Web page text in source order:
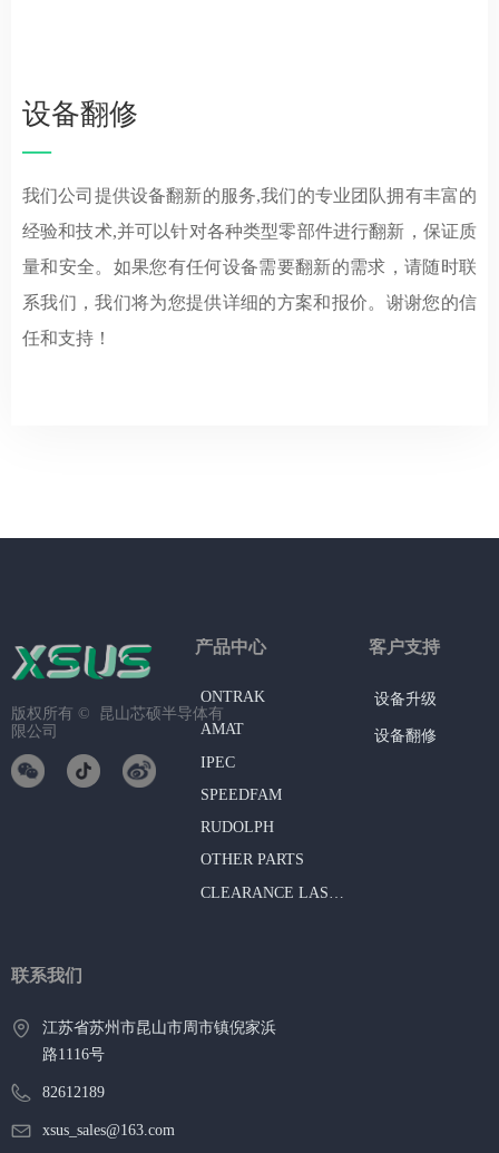
设备翻修
—
我们公司提供设备翻新的服务,我们的专业团队拥有丰富的
经验和技术,并可以针对各种类型零部件进行翻新，保证质
量和安全。如果您有任何设备需要翻新的需求，请随时联
系我们，我们将为您提供详细的方案和报价。谢谢您的信
任和支持！
版权所有 ©
昆山芯硕半导体有
限公司
产品中心
ONTRAK
AMAT
IPEC
SPEEDFAM
RUDOLPH
OTHER PARTS
设备升级
设备翻修
客户支持
联系我们
江苏省苏州市昆山市周市镇倪家浜
路1116号
82612189
xsus_sales@163.com